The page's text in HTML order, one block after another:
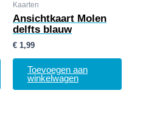
Kaarten
Ansichtkaart Molen
delfts blauw
€ 1,99
Toevoegen aan
winkelwagen